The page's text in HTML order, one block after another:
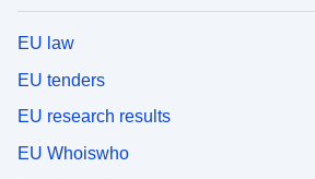
EU law
EU tenders
EU research results
EU Whoiswho